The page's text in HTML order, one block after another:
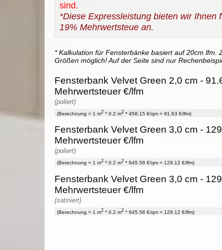
sind.
*Diese Expressleistung bieten wir Ihnen
19% Mehrwertsteue an.
* Kalkulation für Fensterbänke basiert auf 20cm lfm.
Größen möglich! Auf der Seite sind nur
Fensterbank Velvet Green 2,0 cm -
Mehrwertsteuer €/lfm
(poliert)
(Berechnung = 1 m2 * 0.2 m2 * 458.15 €/qm = 91.63 €/lfm)
Fensterbank Velvet Green 3,0 cm -
Mehrwertsteuer €/lfm
(poliert)
(Berechnung = 1 m2 * 0.2 m2 * 645.58 €/qm = 129.12 €/lfm)
Fensterbank Velvet Green 3,0 cm -
Mehrwertsteuer €/lfm
(satiniert)
(Berechnung = 1 m2 * 0.2 m2 * 645.58 €/qm = 129.12 €/lfm)